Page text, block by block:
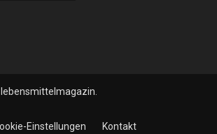
lebensmittelmagazin
Einstellungen Kontakt